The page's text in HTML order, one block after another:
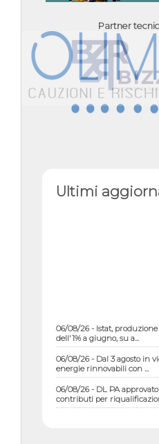
Partner
Ultimi
dell'1% a giugno, su a...
energie rinnovabili con ...
contributi per